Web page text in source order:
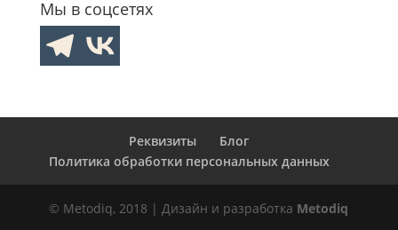
Мы в соцсетях
Реквизиты
Блог
Политика обработки персональных данных
© Metodiq, 2018 | Дизайн и разработка Metodiq